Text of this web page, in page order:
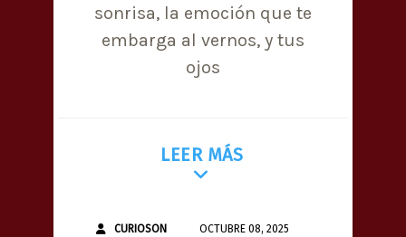
sonrisa, la emoción que te
embarga al vernos, y tus
ojos
LEER MÁS
CURIOSON
OCTUBRE 08, 2025